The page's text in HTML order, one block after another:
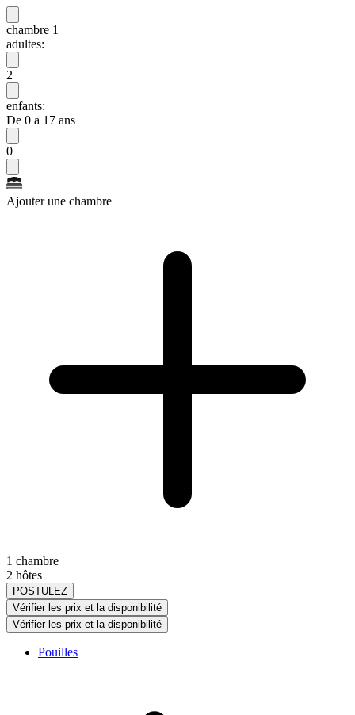
chambre 1
adultes:
2
enfants:
De 0 a 17 ans
0
Ajouter une chambre
1 chambre
2 hôtes
POSTULEZ
Vérifier les prix et la disponibilité
Vérifier les prix et la disponibilité
Pouilles